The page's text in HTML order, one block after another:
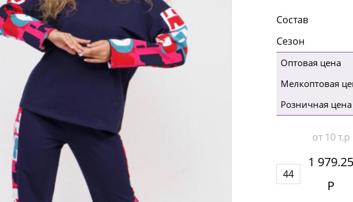
Состав
Сезон
Оптовая цена
Мелкоптовая
Розничная цена
от 10 т.р
44
1 979.25
Р